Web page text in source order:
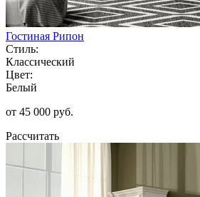
Гостиная Рипон
Стиль:
Классический
Цвет:
Белый
от 45 000 руб.
Рассчитать